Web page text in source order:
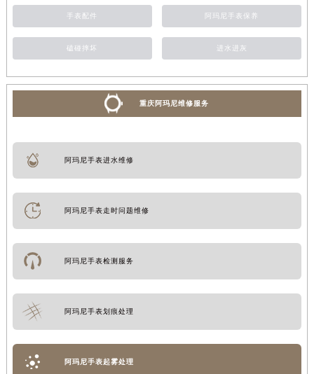
手表配件 阿玛尼手表保养
磕碰摔坏 进水进灰
重庆阿玛尼维修服务
阿玛尼手表进水维修
阿玛尼手表走时问题维修
阿玛尼手表检测服务
阿玛尼手表划痕处理
阿玛尼手表起雾处理